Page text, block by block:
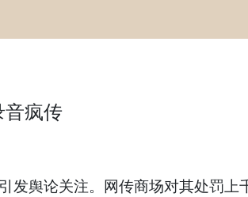
音疯传
舆论关注。网传商场对其处罚上